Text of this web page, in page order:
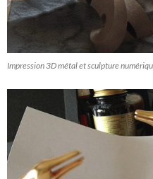
Impression 3D métal et sculpture